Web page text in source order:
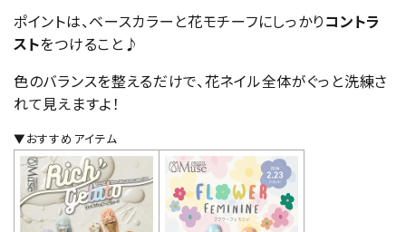
ポイントは、ベースカラーと花モチーフにしっかりコントラ
ストをつけること♪
色のバランスを整えるだけで、花ネイル全体がぐっと洗練さ
れて見えますよ！
▼おすすめアイテム